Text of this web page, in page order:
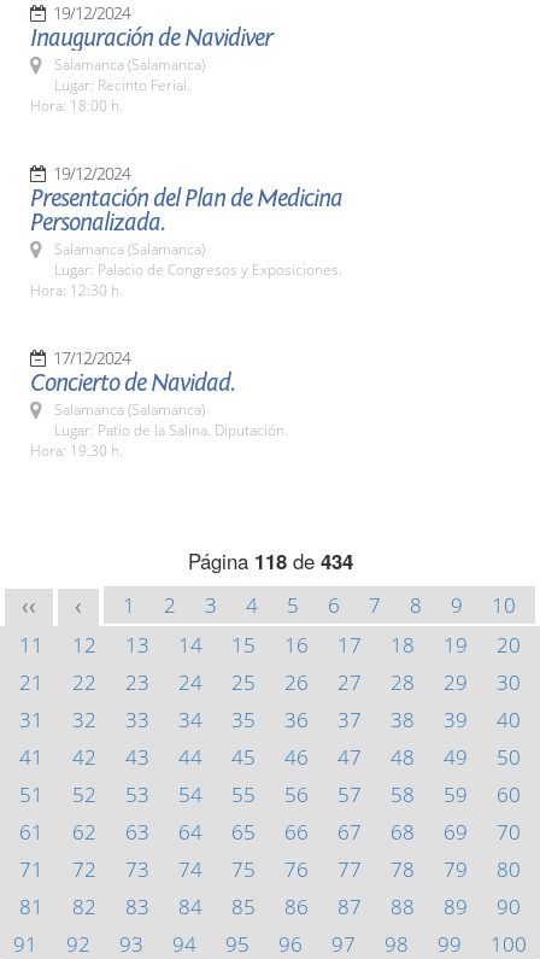
19/12/2024
Inauguración de Navidiver
Salamanca (Salamanca)
Lugar: Recinto Ferial.
Hora: 18:00 h.
19/12/2024
Presentación del Plan de Medicina
Personalizada.
Salamanca (Salamanca)
Lugar: Palacio de Congresos y Exposiciones.
Hora: 12:30 h.
17/12/2024
Concierto de Navidad.
Salamanca (Salamanca)
Lugar: Patio de la Salina. Diputación.
Hora: 19:30 h.
Página 118de 434
<< < 1 2 3 4 5 6 7 8 9
10
11
12 13 14 15 16 17 18 19
20
21
22 23 24 25 26 27 28 29
30
31
32 33 34 35 36 37 38 39
40
41
42 43 44 45 46 47 48 49
50
51
52 53 54 55 56 57 58 59
60
61
62 63 64 65 66 67 68 69
70
71
72 73 74 75 76 77 78 79
80
81
82 83 84 85 86 87 88 89
90
91
92 93 94 95 96 97 98 99
100